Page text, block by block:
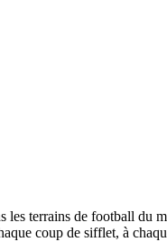
les terrains de football du
coup de sifflet, à